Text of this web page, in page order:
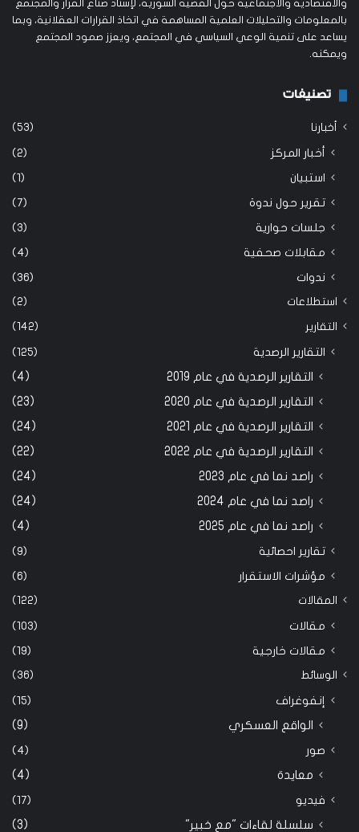
والاقتصادية والاجتماعية حول القضية السورية، لإسناد صناع القرار والمجتمع
بالمعلومات والتحليلات العلمية المساهمة في اتخاذ القرارات العقلانية، وبما
يساعد على تنمية الوعي السياسي في المجتمع، ويعزز صمود المجتمع
ويمكنه.
تصنيفات
أخبارنا (53)
أخبار المركز (2)
استبيان (1)
تقرير حول ندوة (7)
جلسات حوارية (3)
مقابلات صحفية (4)
ندوات (36)
استطلاعات (2)
التقارير (142)
التقارير الرصدية (125)
التقارير الرصدية في عام 2019
(4)
التقارير الرصدية في عام 2020
(23)
التقارير الرصدية في عام 2021
(24)
التقارير الرصدية في عام 2022
(22)
راصد نما في عام 2023
(24)
راصد نما في عام 2024
(24)
راصد نما في عام 2025
(4)
تقارير احصائية (9)
مؤشرات الاستقرار (6)
المقالات (122)
مقالات (103)
مقالات خارجية (19)
الوسائط (36)
إنفوغراف (15)
الواقع العسكري (9)
صور (4)
معايدة (4)
فيديو (17)
سلسلة لقاءات "مع خبير"
(3)